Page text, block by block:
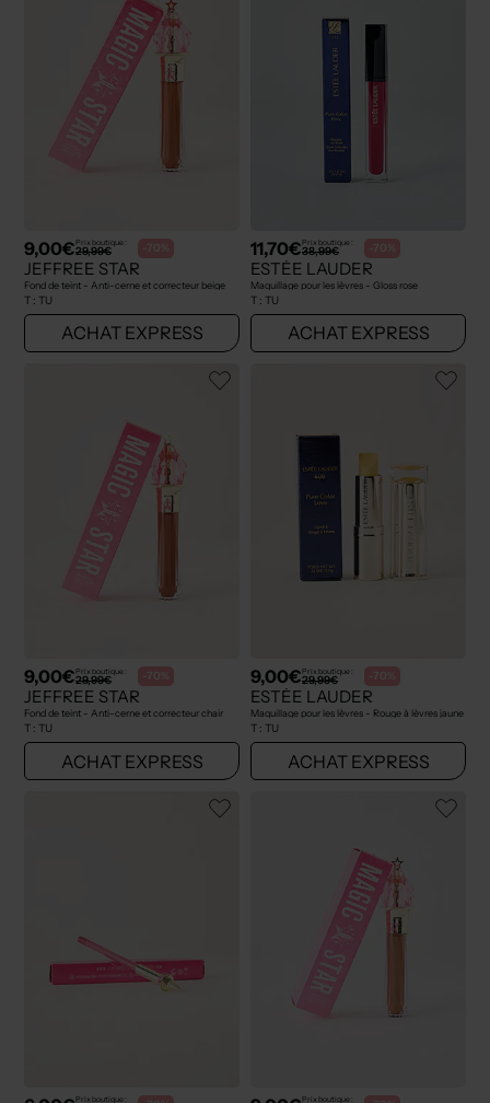
9,00€Prix boutique :
29,99€ -70%
JEFFREE STAR
Fond de teint - Anti-cerne et correcteur beige
T : TU
ACHAT EXPRESS
11,70€Prix boutique :
38,99€ -70%
ESTÉE LAUDER
Maquillage pour les lèvres - Gloss rose
T : TU
ACHAT EXPRESS
9,00€Prix boutique :
29,99€ -70%
JEFFREE STAR
Fond de teint - Anti-cerne et correcteur chair
T : TU
ACHAT EXPRESS
9,00€Prix boutique :
29,99€ -70%
ESTÉE LAUDER
Maquillage pour les lèvres - Rouge à lèvres jaune
T : TU
ACHAT EXPRESS
Prix boutique : Prix boutique :